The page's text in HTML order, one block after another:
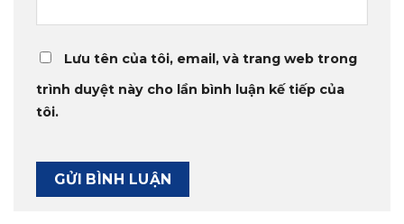
Lưu tên của tôi, email, và trang web trong
trình duyệt này cho lần bình luận kế tiếp của
tôi.